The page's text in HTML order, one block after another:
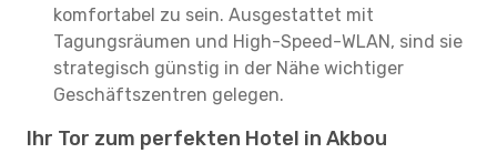
komfortabel zu sein. Ausgestattet mit
Tagungsräumen und High-Speed-WLAN, sind sie
strategisch günstig in der Nähe wichtiger
Geschäftszentren gelegen.
Ihr Tor zum perfekten Hotel in Akbou